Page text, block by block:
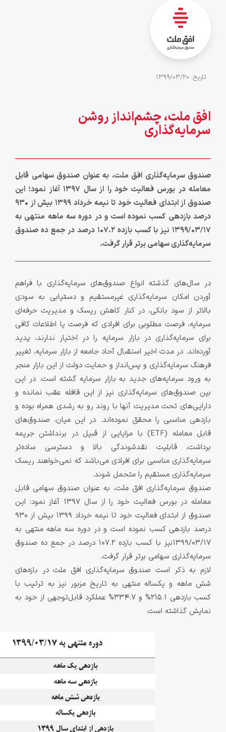
تاريخ: 1399/03/20
افق ملت، چشم‌انداز روشن
سرمایه‌گذاری
صندوق سرمایه‌گذاری افق ملت، به عنوان صندوق سهامی قابل
معامله در بورس فعالیت خود را از سال 1397 آغاز نمود؛ این
صندوق از ابتدای فعالیت خود تا نیمه خرداد 1399 بیش از 930
درصد بازدهی کسب نموده است و در دوره سه ماهه منتهی به
1399/03/17 نیز با کسب بازده 107.2 درصد در جمع ده صندوق
سرمایه‌گذاری سهامی برتر قرار گرفت.
در سال‌های گذشته انواع صندوق‌های سرمایه‌گذاری با فراهم
آوردن امکان سرمایه‌گذاری غیرمستقیم و دستیابی به سودی
بالاتر از سود بانکی، در کنار کاهش ریسک و مدیریت حرفه‌ای
سرمایه، فرصت مطلوبی برای افرادی که فرصت یا اطلاعات کافی
برای سرمایه‌گذاری در بازار سرمایه را در اختیار ندارند، پدید
آورده‌اند. در مدت اخیر استقبال آحاد جامعه از بازار سرمایه، تغییر
فرهنگ سرمایه‌گذاری و پس‌انداز و حمایت دولت از این بازار منجر
به ورود سرمایه‌های جدید به بازار سرمایه گشته ‌است. در این
بین صندوق‌های سرمایه‌گذاری نیز از این قافله عقب نمانده و
دارایی‌های تحت مدیریت آنها با روند رو به رشدی همراه بوده‌ و
بازدهی مناسبی را محقق نموده‌اند. در این میان، صندوق‌های
قابل معامله (ETF) با مزایایی از قبیل در برنداشتن جریمه
برداشت، قابلیت نقدشوندگی بالا و دسترسی ساده‌تر
سرمایه‌گذاری مناسبی برای افرادی می‌باشد که نمی‌خواهند ریسک
سرمایه‌گذاری مستقیم را متحمل شوند.
صندوق سرمایه‌گذاری افق ملت، به عنوان صندوق سهامی قابل
معامله در بورس فعالیت خود را از سال 1397 آغاز نمود؛ این
صندوق از ابتدای فعالیت خود تا نیمه خرداد 1399 بیش از 930
درصد بازدهی کسب نموده است و در دوره سه ماهه منتهی به
1399/03/17نیز با کسب بازده 107.2 درصد در جمع ده صندوق
سرمایه‌گذاری سهامی برتر قرار گرفت.
لازم به ذکر است صندوق سرمایه‌گذاری افق ملت در بازه‌های
شش ماهه و یکساله منتهی به تاریخ مزبور نیز به ترتیب با
کسب بازدهی 215.1% و 334.7% عملکرد قابل‌توجهی از خود به
نمایش گذاشته است.